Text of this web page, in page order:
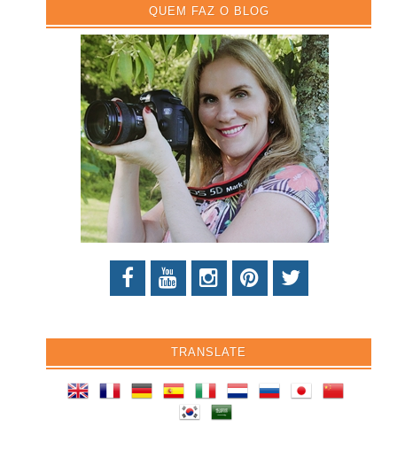
QUEM FAZ O BLOG
TRANSLATE